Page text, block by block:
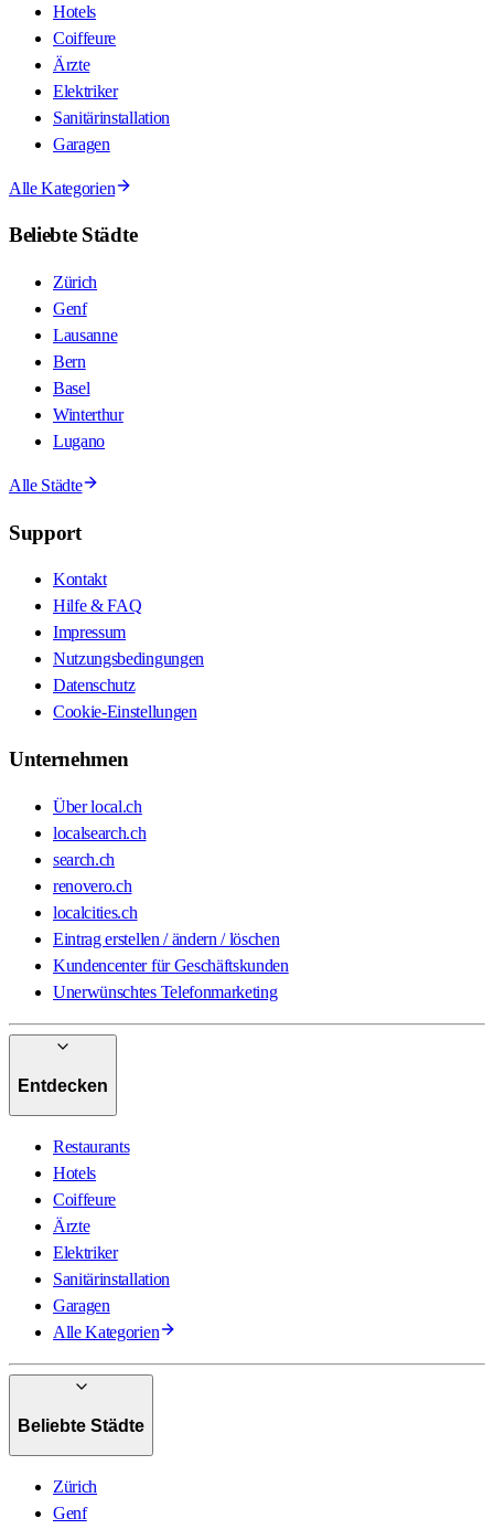
Hotels
Coiffeure
Ärzte
Elektriker
Sanitärinstallation
Garagen
Alle Kategorien
Beliebte Städte
Zürich
Genf
Lausanne
Bern
Basel
Winterthur
Lugano
Alle Städte
Support
Kontakt
Hilfe & FAQ
Impressum
Nutzungsbedingungen
Datenschutz
Cookie-Einstellungen
Unternehmen
Über local.ch
localsearch.ch
search.ch
renovero.ch
localcities.ch
Eintrag erstellen / ändern / löschen
Kundencenter für Geschäftskunden
Unerwünschtes Telefonmarketing
Entdecken
Restaurants
Hotels
Coiffeure
Ärzte
Elektriker
Sanitärinstallation
Garagen
Alle Kategorien
Beliebte Städte
Zürich
Genf